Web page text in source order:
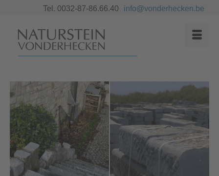
Tel. 0032-87-86.66.40 info@vonderhecken.be